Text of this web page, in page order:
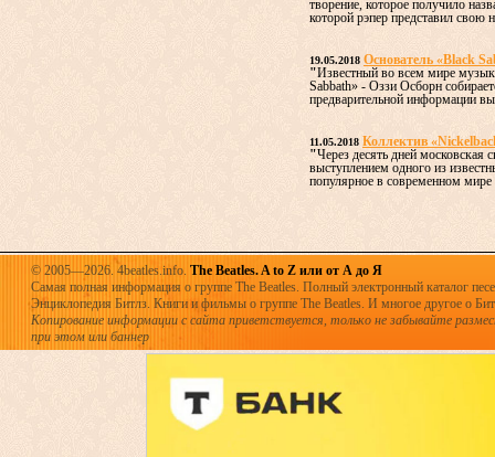
творение, которое получило
которой рэпер представил свою
19.05.2018 Основатель «Black
"Известный во всем мире
Sabbath» - Оззи Осборн
предварительной информации
11.05.2018 Коллектив
"Через десять дней московская
выступлением одного из
популярное в современном мире
© 2005—2026. 4beatles.info. The Beatles. A to Z или от А до Я
Самая полная информация о группе The Beatles. Полный электронный каталог
Энциклопедия Битлз. Книги и фильмы о группе The Beatles. И многое другое о
Копирование информации с сайта приветствуется, только не забывайте
при этом или баннер